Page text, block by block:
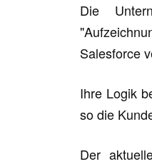
Die
Salesforce
Ihre Logik
so die
Der